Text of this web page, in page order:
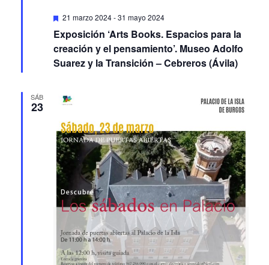
Featured
21 marzo 2024-31 mayo 2024
Exposición ‘Arts Books. Espacios para la
creación y el pensamiento’. Museo Adolfo
SÁB